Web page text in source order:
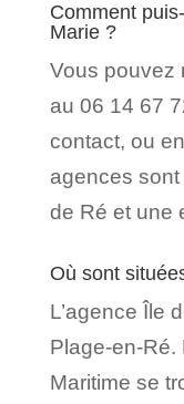
Comment
Marie ?
Vous pouvez
au 06 14 67
contact, ou
agences sont
de Ré et une
Où sont
L’agence Île
Plage-en-Ré.
Maritime se